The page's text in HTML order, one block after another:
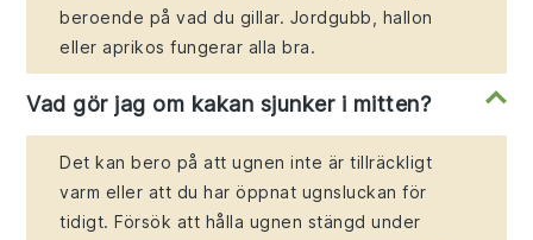
beroende på vad du gillar. Jordgubb, hallon
eller aprikos fungerar alla bra.
Vad gör jag om kakan sjunker i mitten?
Det kan bero på att ugnen inte är tillräckligt
varm eller att du har öppnat ugnsluckan för
tidigt. Försök att hålla ugnen stängd under